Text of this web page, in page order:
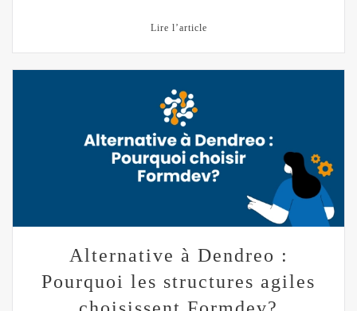
Lire l’article
Alternative à Dendreo :
Pourquoi les structures agiles